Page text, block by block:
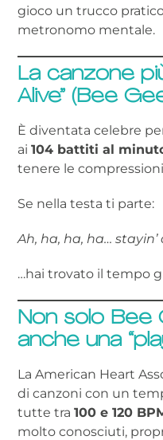
gioco un trucco
metronomo mentale.
La canzone
Alive” (Bee
È diventata celebre
ai 104 battiti al
tenere le
Se nella testa ti parte:
Ah, ha, ha, ha…
…hai trovato il tempo
Non solo Bee
anche una
La American Heart
di canzoni con un
tutte tra 100 e 120
molto conosciuti,